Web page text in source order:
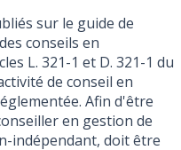
sur le guide de
conseils en
L. 321-1 et D. 321-1 du
de conseil en
Afin d'être
en gestion de
indépendant, doit être